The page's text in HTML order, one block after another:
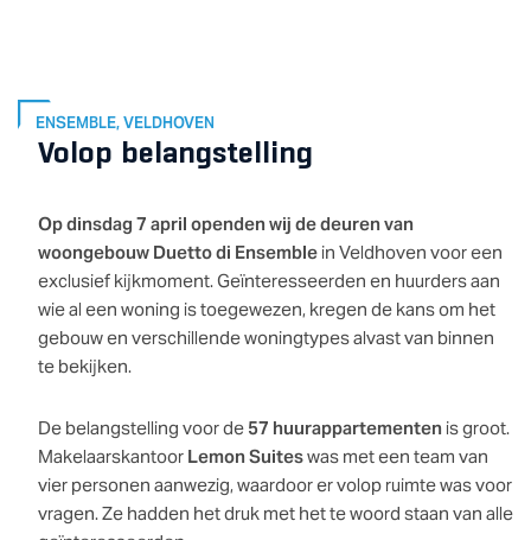
ENSEMBLE, VELDHOVEN
Volop belangstelling
Op dinsdag 7 april openden wij de deuren van
woongebouwDuetto di Ensemblein Veldhoven voor een
exclusief kijkmoment. Geïnteresseerden en huurders aan
wie al een woning is toegewezen, kregen de kans om het
gebouw en verschillende woningtypes alvast van binnen
te bekijken.
De belangstelling voor de57 huurappartementenis groot.
MakelaarskantoorLemon Suiteswas met een team van
vier personen aanwezig, waardoor er volop ruimte was voor
vragen. Ze hadden het druk met het te woord staan van alle